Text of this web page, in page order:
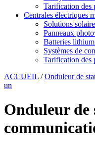
Tarification des
Centrales électriques
Solutions
Panneaux
Batteries
Systèmes de
Tarification des
ACCUEIL /Onduleur de
un
Onduleur de